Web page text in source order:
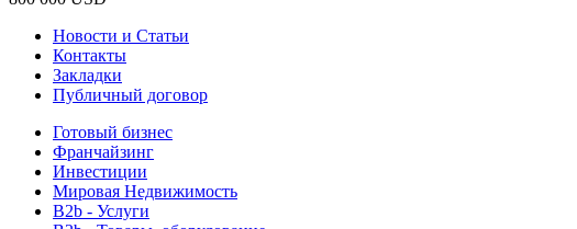
Новости и Статьи
Контакты
Закладки
Публичный договор
Готовый бизнес
Франчайзинг
Инвестиции
Мировая Недвижимость
B2b - Услуги